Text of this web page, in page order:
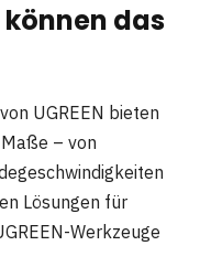
können das
UGREEN bieten
– von
Lösungen für
Werkzeuge